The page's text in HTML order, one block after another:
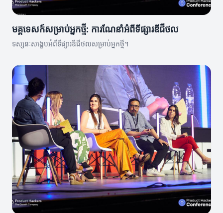
មគ្គុទេសក៍សម្រាប់អ្នកថ្មី: ការណែនាំអំពីទីផ្សារឌីជីថល
ទស្សនៈសង្ខេបអំពីទីផ្សារឌីជីថលសម្រាប់អ្នកថ្មី។